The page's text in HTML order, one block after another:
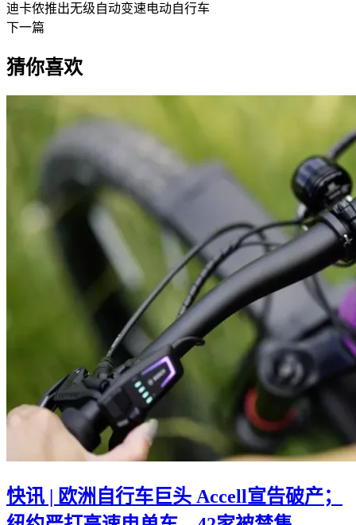
迪卡侬推出无级自动变速电动自行车
下一篇
猜你喜欢
快讯 | 欧洲自行车巨头 Accell宣告破产；